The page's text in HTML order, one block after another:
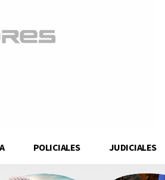
POLICIALES JUDICIALES